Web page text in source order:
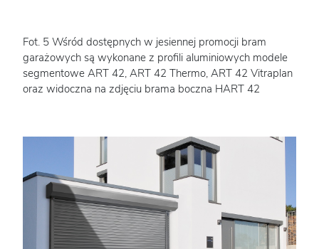
Fot. 5 Wśród dostępnych w jesiennej promocji bram
garażowych są wykonane z profili aluminiowych modele
segmentowe ART 42, ART 42 Thermo, ART 42 Vitraplan
oraz widoczna na zdjęciu brama boczna HART 42